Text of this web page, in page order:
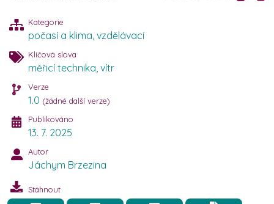
Kategorie
počasí a klima vzdělávací
Klíčová slova
měřicí technika vítr
Verze
1.0 (žádné další verze)
Publikováno
13. 7. 2025
Autor
Jáchym Brzezina
Stáhnout